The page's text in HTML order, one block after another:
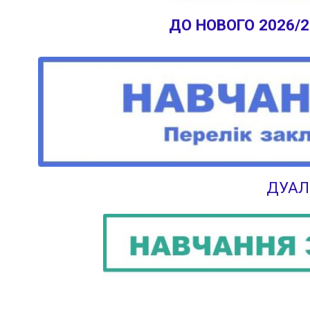
ДО НОВОГО 2026/